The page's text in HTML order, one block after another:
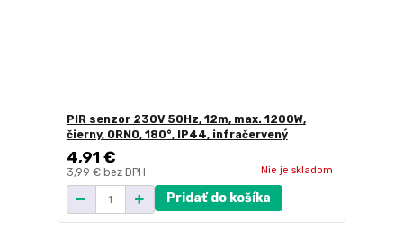
PIR senzor 230V 50Hz, 12m, max. 1200W,
čierny, ORNO, 180°, IP44, infračervený
4,91 €
3,99 € bez DPH Nie je skladom
Pridať do košíka